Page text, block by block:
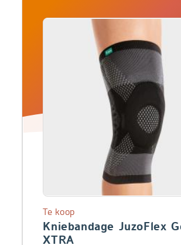
Kniebandage JuzoFlex
XTRA
Te koop